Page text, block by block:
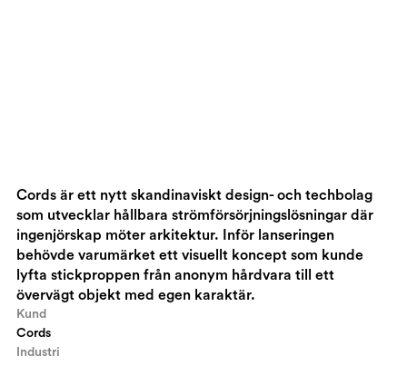
Kund
Cords
Industri
Cords är ett nytt skandinaviskt design- och techbolag
som utvecklar hållbara strömförsörjningslösningar där
ingenjörskap möter arkitektur. Inför lanseringen
behövde varumärket ett visuellt koncept som kunde
lyfta stickproppen från anonym hårdvara till ett
övervägt objekt med egen karaktär.